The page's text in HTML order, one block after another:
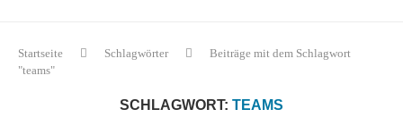
Startseite Schlagwörter
Beiträge mit dem Schlagwort
"teams"
SCHLAGWORT: TEAMS